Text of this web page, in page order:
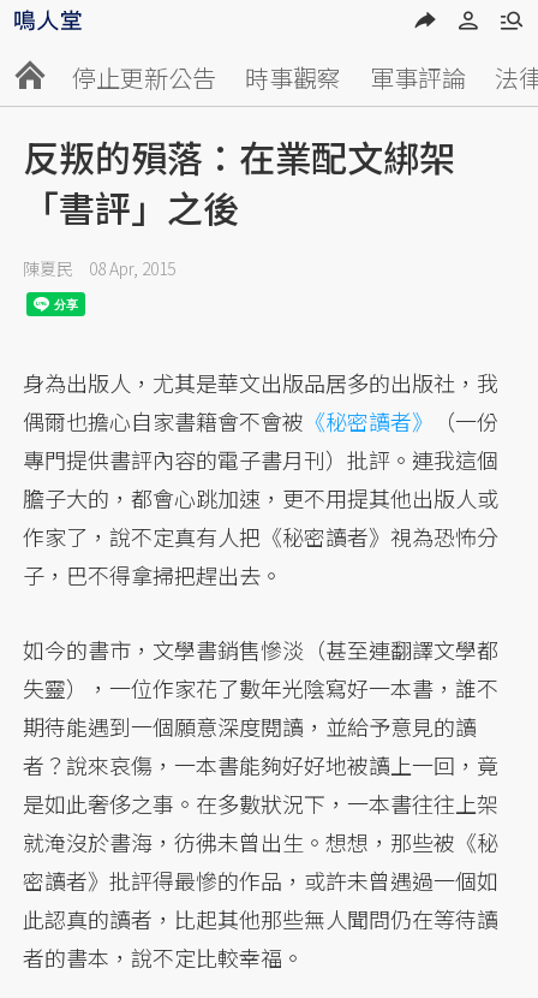
停止更新公告 時事觀察 軍事評論 法
反叛的殞落：在業配文綁架
「書評」之後
陳夏民 08 Apr, 2015
身為出版人，尤其是華文出版品居多的出版社，我
偶爾也擔心自家書籍會不會被 《秘密讀者》
（一份
專門提供書評內容的電子書月刊）批評。連我這個
膽子大的，都會心跳加速，更不用提其他出版人或
作家了，說不定真有人把《秘密讀者》視為恐怖分
子，巴不得拿掃把趕出去。
如今的書市，文學書銷售慘淡（甚至連翻譯文學都
失靈），一位作家花了數年光陰寫好一本書，誰不
期待能遇到一個願意深度閱讀，並給予意見的讀
者？說來哀傷，一本書能夠好好地被讀上一回，竟
是如此奢侈之事。在多數狀況下，一本書往往上架
就淹沒於書海，彷彿未曾出生。想想，那些被《秘
密讀者》批評得最慘的作品，或許未曾遇過一個如
此認真的讀者，比起其他那些無人聞問仍在等待讀
者的書本，說不定比較幸福。